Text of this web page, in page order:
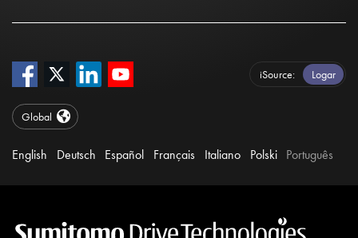
iSource Logar
Global
English Deutsch Español Français Italiano Polski Português